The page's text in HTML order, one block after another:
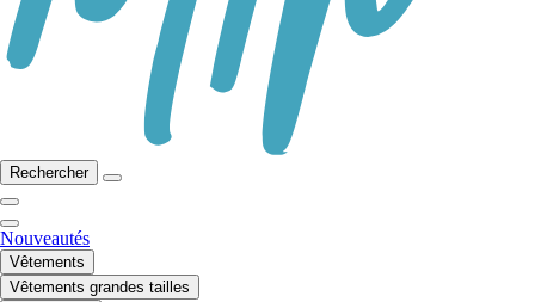
Rechercher
Nouveautés
Vêtements
Vêtements grandes tailles